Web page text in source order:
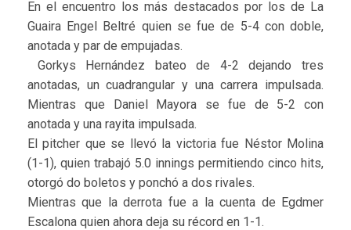
En el encuentro los más destacados por los de La
Guaira Engel Beltré quien se fue de 5-4 con doble,
anotada y par de empujadas.
Gorkys Hernández bateo de 4-2 dejando tres
anotadas, un cuadrangular y una carrera impulsada.
Mientras que Daniel Mayora se fue de 5-2 con
anotada y una rayita impulsada.
El pitcher que se llevó la victoria fue Néstor Molina
(1-1), quien trabajó 5.0 innings permitiendo cinco hits,
otorgó do boletos y ponchó a dos rivales.
Mientras que la derrota fue a la cuenta de Egdmer
Escalona quien ahora deja su récord en 1-1.